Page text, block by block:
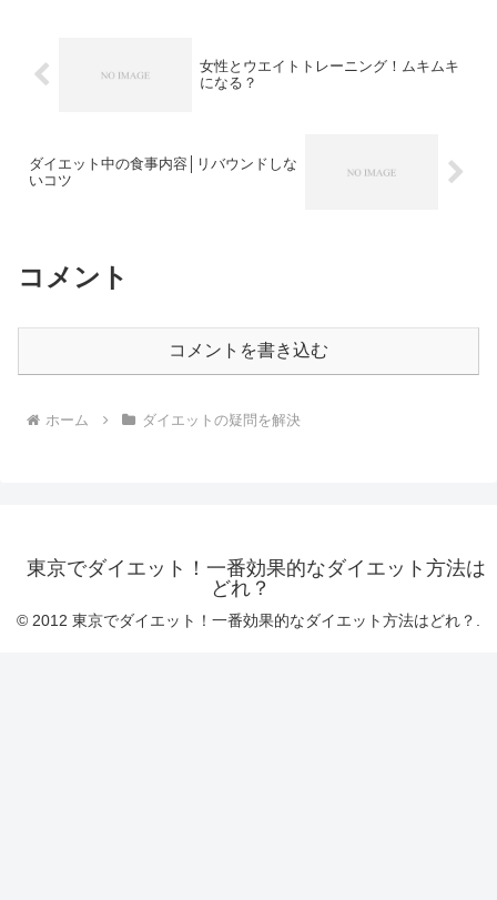
女性とウエイトトレーニング！ムキムキ
になる？
ダイエット中の食事内容│リバウンドしな
いコツ
コメント
コメントを書き込む
ホーム ダイエットの疑問を解決
東京でダイエット！一番効果的なダイエット方法は
どれ？
© 2012 東京でダイエット！一番効果的なダイエット方法はどれ？.